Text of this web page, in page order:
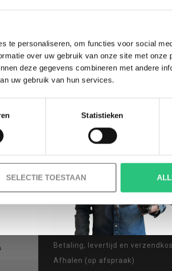
te personaliseren, om functies voor social
over uw gebruik van onze site met onze
deze gegevens combineren met andere
uw gebruik van hun services.
Statistieken
SELECTIE TOESTAAN
AAN VOOR ONZE NIEUWSBRIEF
INFORMATIE
Over ons
Contact
Betaling, levertijd en
Afhalen (op afspraak)
welkomstkorting tot 15 euro.
besteding 100 euro .